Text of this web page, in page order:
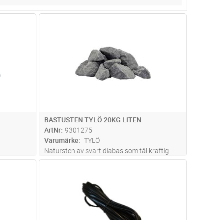
BASTUSTEN TYLÖ 20KG LITEN
ArtNr 9301275
Varumärke
TYLÖ
Natursten av svart diabas som tål kraftig
upphettning och snabb avkylning. För